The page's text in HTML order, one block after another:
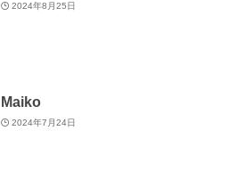
2024年8月25日
Maiko
2024年7月24日